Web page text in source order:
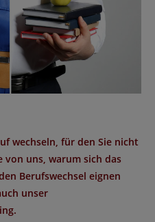
wechseln, für den Sie nicht
von uns, warum sich das
Berufswechsel eignen
unser